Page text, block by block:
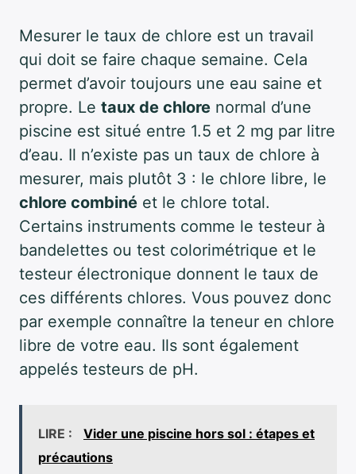
Mesurer le taux de chlore est un travail
qui doit se faire chaque semaine. Cela
permet d’avoir toujours une eau saine et
propre. Le taux de chlore normal d’une
piscine est situé entre 1.5 et 2 mg par litre
d’eau. Il n’existe pas un taux de chlore à
mesurer, mais plutôt 3 : le chlore libre, le
chlore combiné et le chlore total.
Certains instruments comme le testeur à
bandelettes ou test colorimétrique et le
testeur électronique donnent le taux de
ces différents chlores. Vous pouvez donc
par exemple connaître la teneur en chlore
libre de votre eau. Ils sont également
appelés testeurs de pH.
LIRE :
Vider une piscine hors sol : étapes et
précautions